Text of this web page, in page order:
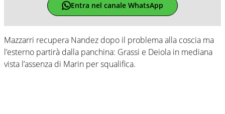
Entra nel canale WhatsApp
Mazzarri recupera Nandez dopo il problema alla coscia ma
l’esterno partirà dalla panchina: Grassi e Deiola in mediana
vista l’assenza di Marin per squalifica.